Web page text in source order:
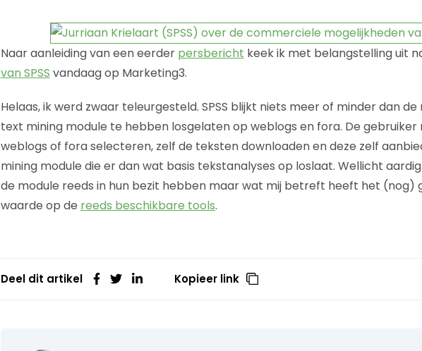
Naar aanleiding van een eerder persbericht keek ik met belangstelling uit
van SPSS vandaag op Marketing3.
Helaas, ik werd zwaar teleurgesteld. SPSS blijkt niets meer of minder dan
text mining module te hebben losgelaten op weblogs en fora. De gebruiker
weblogs of fora selecteren, zelf de teksten downloaden en deze zelf
mining module die er dan wat basis tekstanalyses op loslaat. Wellicht
de module reeds in hun bezit hebben maar wat mij betreft heeft het (nog)
waarde op de reeds beschikbare tools.
Deel dit artikel Kopieer link